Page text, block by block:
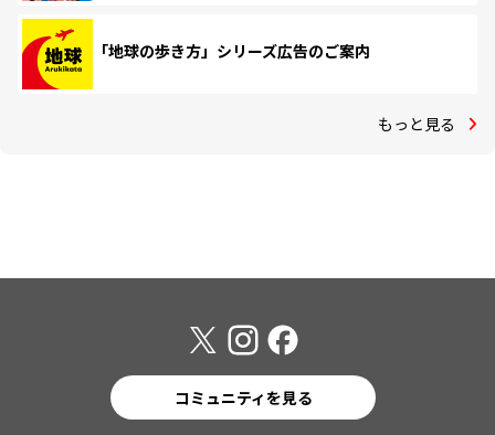
「地球の歩き方」シリーズ広告のご案内
もっと見る
コミュニティを見る